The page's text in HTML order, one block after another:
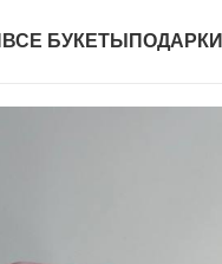
ВСЕ БУКЕТЫ ПОДАРКИ